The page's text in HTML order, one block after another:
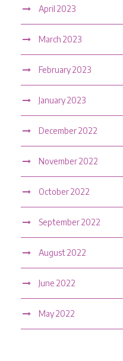
April 2023
March 2023
February 2023
January 2023
December 2022
November 2022
October 2022
September 2022
August 2022
June 2022
May 2022